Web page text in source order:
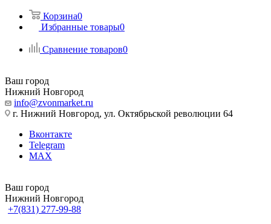
Корзина0
Избранные товары0
Сравнение товаров0
Ваш город
Нижний Новгород
info@zvonmarket.ru
г. Нижний Новгород, ул. Октябрьской революции 64
Вконтакте
Telegram
MAX
Ваш город
Нижний Новгород
+7(831) 277-99-88